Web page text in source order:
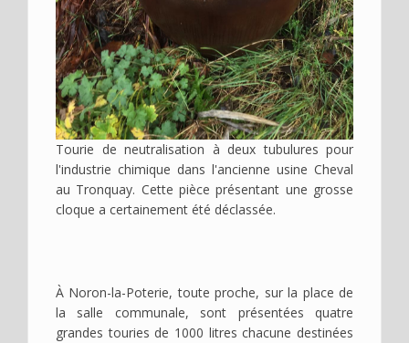
Tourie de neutralisation à deux tubulures pour
l'industrie chimique dans l'ancienne usine Cheval
au Tronquay. Cette pièce présentant une grosse
cloque a certainement été déclassée.
À Noron-la-Poterie, toute proche, sur la place de
la salle communale, sont présentées quatre
grandes touries de 1000 litres chacune destinées